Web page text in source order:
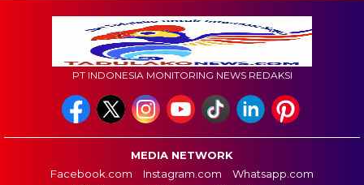
PT INDONESIA MONITORING NEWS REDAKSI
MEDIA NETWORK
Facebook.com
Instagram.com
Whatsapp.com